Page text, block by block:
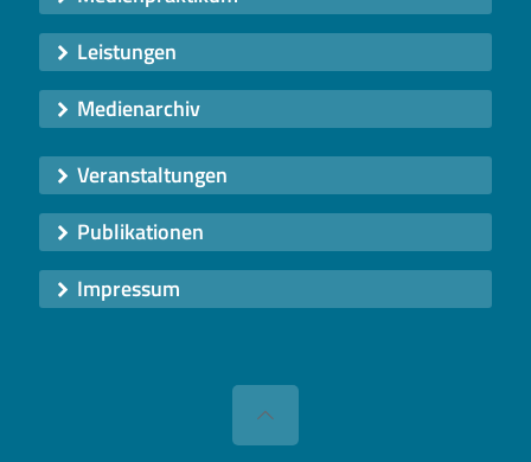
Leistungen
Medienarchiv
Veranstaltungen
Publikationen
Impressum